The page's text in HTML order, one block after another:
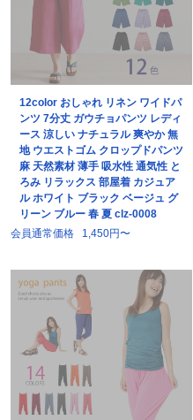
12color おしゃれ リネン ワイドパ
ンツ 7分丈 ガウチョパンツ レディ
ース 涼しい ナチュラル 爽やか 無
地 ウエストゴム クロップドパンツ
麻 天然素材 薄手 吸水性 通気性 と
ろみ リラックス 部屋着 カジュア
ル ホワイト ブラック ベージュ グ
リーン ブルー 春 夏 clz-0008
会員通常価格
1,450円〜